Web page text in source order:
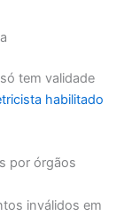
tem validade
habilitado
por órgãos
inválidos em